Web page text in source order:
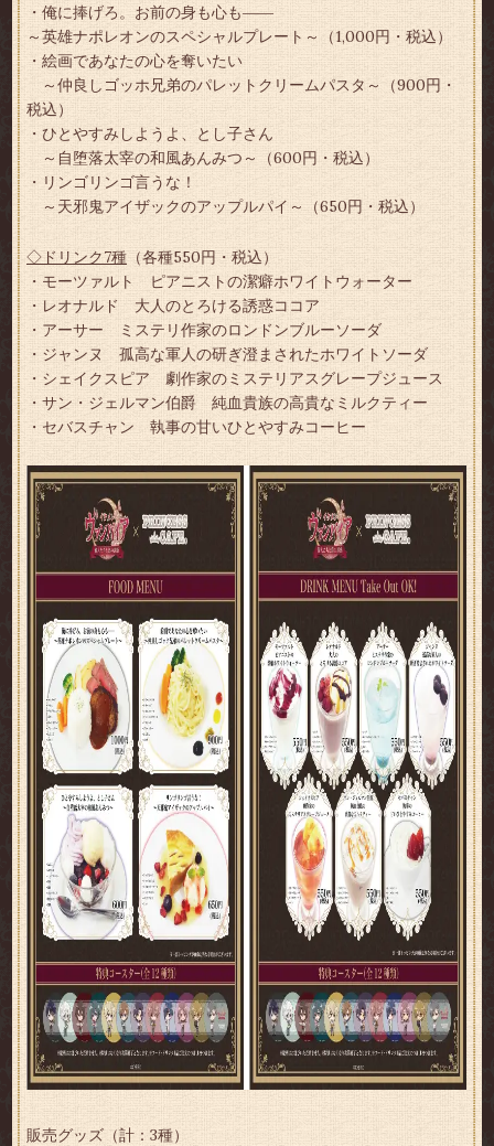
・俺に捧げろ。お前の身も心も――
～英雄ナポレオンのスペシャルプレート～（1,000円・税込）
・絵画であなたの心を奪いたい
～仲良しゴッホ兄弟のパレットクリームパスタ～（900円・
税込）
・ひとやすみしようよ、とし子さん
～自堕落太宰の和風あんみつ～（600円・税込）
・リンゴリンゴ言うな！
～天邪鬼アイザックのアップルパイ～（650円・税込）
◇ドリンク7種（各種550円・税込）
・モーツァルト ピアニストの潔癖ホワイトウォーター
・レオナルド 大人のとろける誘惑ココア
・アーサー ミステリ作家のロンドンブルーソーダ
・ジャンヌ 孤高な軍人の研ぎ澄まされたホワイトソーダ
・シェイクスピア 劇作家のミステリアスグレープジュース
・サン・ジェルマン伯爵 純血貴族の高貴なミルクティー
・セバスチャン 執事の甘いひとやすみコーヒー
販売グッズ（計：3種）